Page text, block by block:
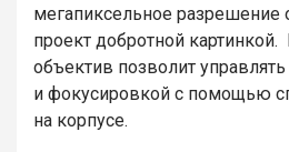
мегапиксельное разрешение
проект добротной картинкой.
объектив позволит
и фокусировкой с помощью
на корпусе.